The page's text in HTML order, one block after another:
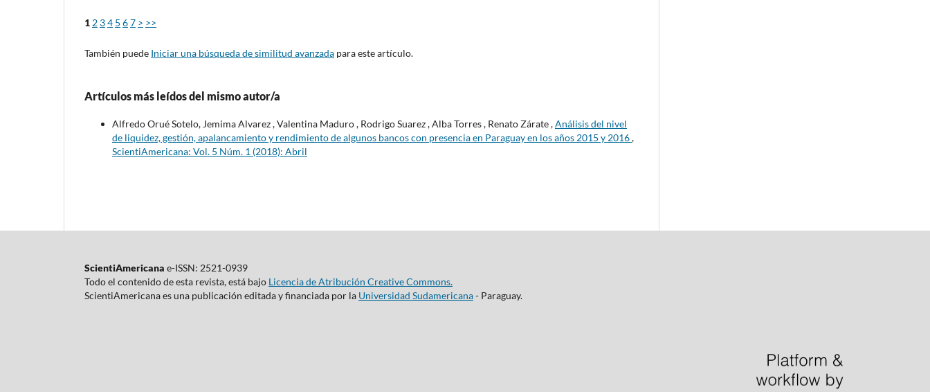
1 2 34 5 67 > >>
También puede Iniciar una búsqueda de similitud avanzada para este artículo.
Artículos más leídos del mismo autor/a
Alfredo Orué Sotelo, Jemima Alvarez , Valentina Maduro , Rodrigo Suarez , Alba Torres , Renato Zárate ,Análisis del nivel
de liquidez, gestión, apalancamiento y rendimiento de algunos bancos con presencia en Paraguay en los años 2015 y 2016,
ScientiAmericana: Vol. 5 Núm. 1 (2018): Abril
ScientiAmericana e-ISSN: 2521-0939
Todo el contenido de esta revista, está bajo Licencia de Atribución Creative Commons.
ScientiAmericana es una publicación editada y financiada por la Universidad Sudamericana- Paraguay.